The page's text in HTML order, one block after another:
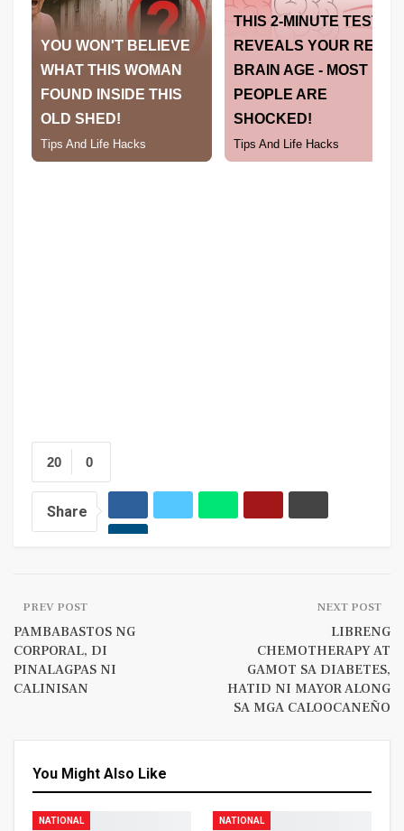
0
20
Share
PREV POST
PAMBABASTOS NG
CORPORAL, DI
PINALAGPAS NI
CALINISAN
NEXT POST
LIBRENG
CHEMOTHERAPY AT
GAMOT SA DIABETES,
HATID NI MAYOR ALONG
SA MGA CALOOCANEÑO
You Might Also Like
NATIONAL NATIONAL